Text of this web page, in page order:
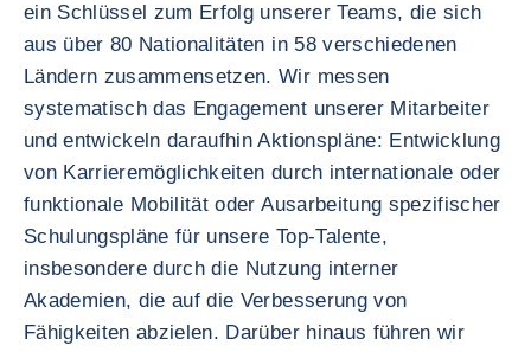
ein Schlüssel zum Erfolg unserer Teams, die sich
aus über 80 Nationalitäten in 58 verschiedenen
Ländern zusammensetzen. Wir messen
systematisch das Engagement unserer Mitarbeiter
und entwickeln daraufhin Aktionspläne: Entwicklung
von Karrieremöglichkeiten durch internationale oder
funktionale Mobilität oder Ausarbeitung spezifischer
Schulungspläne für unsere Top-Talente,
insbesondere durch die Nutzung interner
Akademien, die auf die Verbesserung von
Fähigkeiten abzielen. Darüber hinaus führen wir